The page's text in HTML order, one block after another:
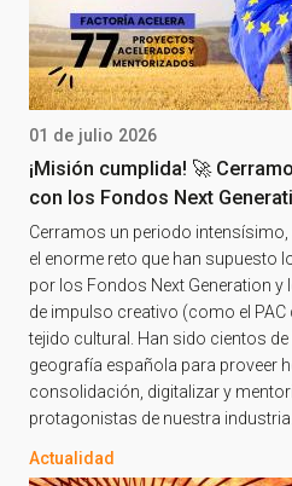
01 de julio 2026
¡Misión cumplida! 🚀
con los Fondos Next
Cerramos un periodo
el enorme reto que han supuesto
por los Fondos Next Generation
de impulso creativo (como el
tejido cultural. Han sido cientos
geografía española para proveer
consolidación, digitalizar y
protagonistas de nuestra industria.
Actualidad